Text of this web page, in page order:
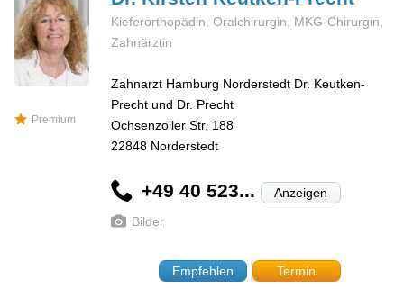
Premium
Kieferorthopädin, Oralchirurgin, MKG-Chirurgin,
Zahnärztin
Zahnarzt Hamburg Norderstedt Dr. Keutken-
Precht und Dr. Precht
Ochsenzoller Str. 188
22848 Norderstedt
+49 40 523... Anzeigen
Bilder
Empfehlen
Termin